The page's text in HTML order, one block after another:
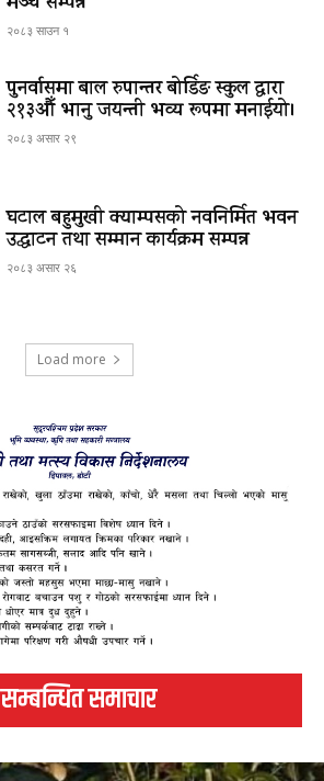
२०८३ साउन १
पुनर्वासमा बाल रुपान्तर बोर्डिङ स्कुल द्धारा
२१३औँ भानु जयन्ती भव्य रूपमा मनाईयो।
२०८३ असार २९
घटाल बहुमुखी क्याम्पसको नवनिर्मित भवन
उद्घाटन तथा सम्मान कार्यक्रम सम्पन्न
२०८३ असार २६
Load more
सम्बन्धित समाचार